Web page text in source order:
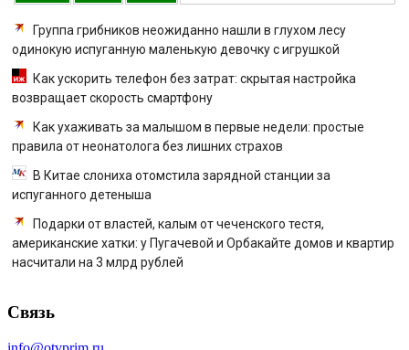
Группа грибников неожиданно нашли в глухом лесу
одинокую испуганную маленькую девочку с игрушкой
Как ускорить телефон без затрат: скрытая настройка
возвращает скорость смартфону
Как ухаживать за малышом в первые недели: простые
правила от неонатолога без лишних страхов
В Китае слониха отомстила зарядной станции за
испуганного детеныша
Подарки от властей, калым от чеченского тестя,
американские хатки: у Пугачевой и Орбакайте домов и квартир
насчитали на 3 млрд рублей
Связь